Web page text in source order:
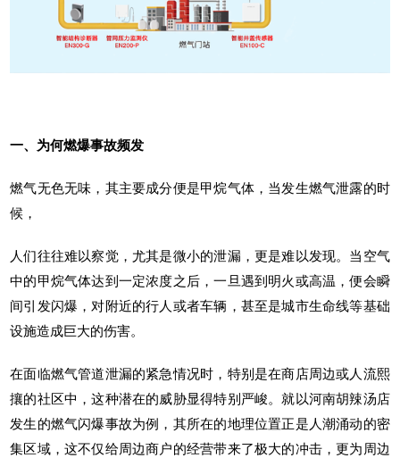
一、为何燃爆事故频发
燃气无色无味，其主要成分便是甲烷气体，当发生燃气泄露的时
候，
人们往往难以察觉，尤其是微小的泄漏，更是难以发现。当空气
中的甲烷气体达到一定浓度之后，一旦遇到明火或高温，便会瞬
间引发闪爆，对附近的行人或者车辆，甚至是城市生命线等基础
设施造成巨大的伤害。
在面临燃气管道泄漏的紧急情况时，特别是在商店周边或人流熙
攘的社区中，这种潜在的威胁显得特别严峻。就以河南胡辣汤店
发生的燃气闪爆事故为例，其所在的地理位置正是人潮涌动的密
集区域，这不仅给周边商户的经营带来了极大的冲击，更为周边